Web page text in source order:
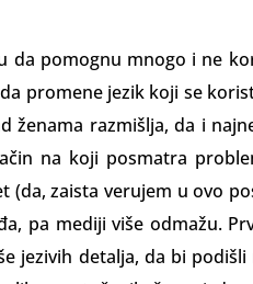
da pomognu mnogo i ne
promene jezik koji se
ženama razmišlja, da i
na koji posmatra
(da, za­ista verujem u ovo
pa mediji više odmažu.
jezivih detalja, da bi